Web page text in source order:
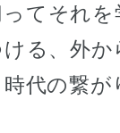
てそれを
る、外か
代の繋が